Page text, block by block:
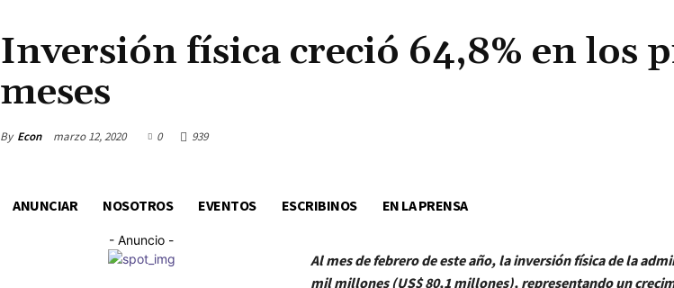
Inversión física creció 64,8% en los
meses
By Econ marzo 12, 2020 0 939
ANUNCIAR NOSOTROS EVENTOS ESCRIBINOS EN LA PRENSA
- Anuncio -
Al mes de febrero de este año, la inversión física de la
mil millones (US$ 80,1 millones), representando un